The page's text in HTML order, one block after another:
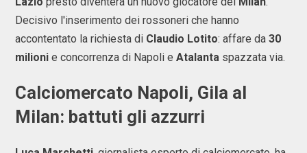
Decisivo l'inserimento dei rossoneri che hanno
accontentato la richiesta di Claudio Lotito: affare da 30
milioni e concorrenza di Napoli e Atalanta spazzata via.
Calciomercato Napoli, Gila al
Milan: battuti gli azzurri